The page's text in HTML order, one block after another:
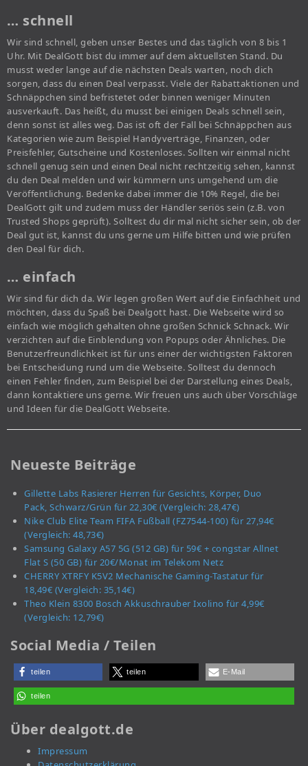
… schnell
Wir sind schnell, geben unser Bestes und das täglich von 8 bis 1
Uhr. Mit DealGott bist du immer auf dem aktuellsten Stand. Du
musst weder lange auf die nächsten Deals warten, noch dich
sorgen, dass du einen Deal verpasst. Viele der Rabattaktionen und
Schnäppchen sind befristetet oder binnen weniger Minuten
ausverkauft. Das heißt, du musst bei einigen Deals schnell sein,
denn sonst ist alles weg. Das ist oft der Fall bei Schnäppchen aus
Kategorien wie zum Beispiel Handyverträge, Finanzen, oder
Preisfehler, Gutscheine und Kostenloses. Sollten wir einmal nicht
schnell genug sein und einen Deal nicht rechtzeitig sehen, kannst
du den Deal melden und wir kümmern uns umgehend um die
Veröffentlichung. Bedenke dabei immer die 10% Regel, die bei
DealGott gilt und zudem muss der Händler seriös sein (z.B. von
Trusted Shops geprüft). Solltest du dir mal nicht sicher sein, ob der
Deal gut ist, kannst du uns gerne um Hilfe bitten und wie prüfen
den Deal für dich.
… einfach
Wir sind für dich da. Wir legen großen Wert auf die Einfachheit und
möchten, dass du Spaß bei Dealgott hast. Die Webseite wird so
einfach wie möglich gehalten ohne großen Schnick Schnack. Wir
verzichten auf die Einblendung von Popups oder Ähnliches. Die
Benutzerfreundlichkeit ist für uns einer der wichtigsten Faktoren
bei Entscheidung rund um die Webseite. Solltest du dennoch
einen Fehler finden, zum Beispiel bei der Darstellung eines Deals,
dann kontaktiere uns gerne. Wir freuen uns auch über Vorschläge
und Ideen für die DealGott Webseite.
Neueste Beiträge
Gillette Labs Rasierer Herren für Gesichts, Körper, Duo
Pack, Schwarz/Grün für 22,30€ (Vergleich: 28,47€)
Nike Club Elite Team FIFA Fußball (FZ7544-100) für 27,94€
(Vergleich: 48,73€)
Samsung Galaxy A57 5G (512 GB) für 59€ + congstar Allnet
Flat S (50 GB) für 20€/Monat im Telekom Netz
CHERRY XTRFY K5V2 Mechanische Gaming-Tastatur für
18,49€ (Vergleich: 35,14€)
Theo Klein 8300 Bosch Akkuschrauber Ixolino für 4,99€
(Vergleich: 12,79€)
Social Media / Teilen
teilen teilen E-Mail
teilen
Über dealgott.de
Impressum